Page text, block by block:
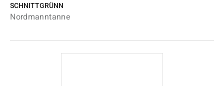
SCHNITTGRÜNN
Nordmanntanne